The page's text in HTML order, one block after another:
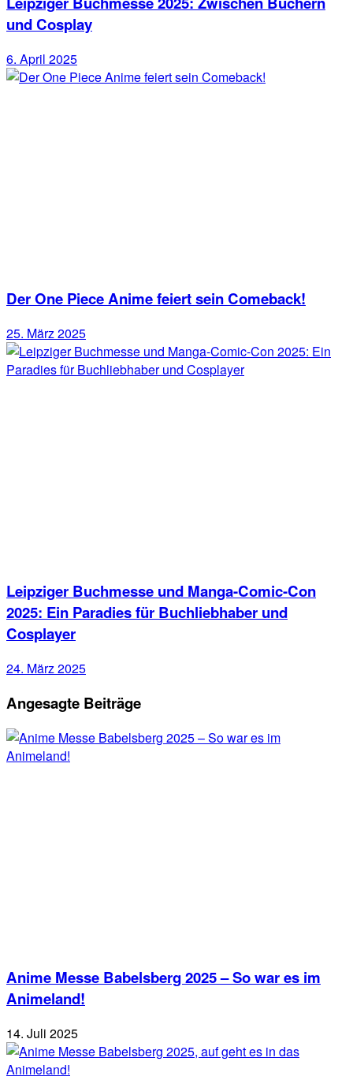
und Cosplay
6. April 2025
Der One Piece Anime feiert sein Comeback!
25. März 2025
Leipziger Buchmesse und Manga-Comic-Con
2025: Ein Paradies für Buchliebhaber und
Cosplayer
24. März 2025
Angesagte Beiträge
Anime Messe Babelsberg 2025 – So war es im
Animeland!
14. Juli 2025